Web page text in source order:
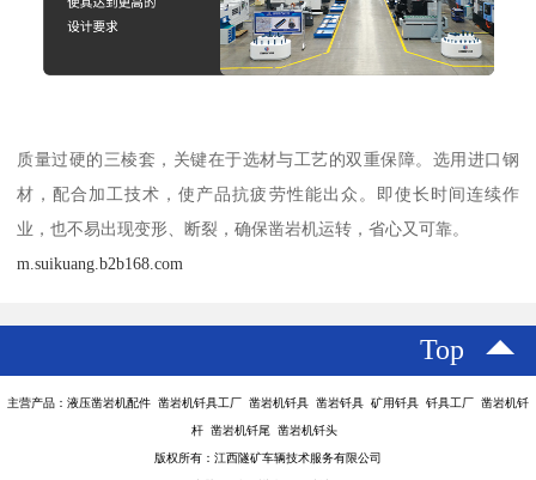
质量过硬的三棱套，关键在于选材与工艺的双重保障。选用进口钢
材，配合加工技术，使产品抗疲劳性能出众。即使长时间连续作
业，也不易出现变形、断裂，确保凿岩机运转，省心又可靠。
m.suikuang.b2b168.com
Top
主营产品：液压凿岩机配件 凿岩机钎具工厂 凿岩机钎具 凿岩钎具 矿用钎具 钎具工厂 凿岩机钎
杆 凿岩机钎尾 凿岩机钎头
版权所有：江西隧矿车辆技术服务有限公司